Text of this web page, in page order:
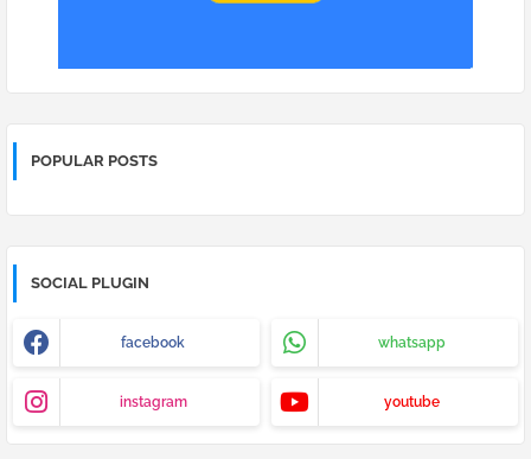
POPULAR POSTS
SOCIAL PLUGIN
facebook whatsapp
instagram youtube